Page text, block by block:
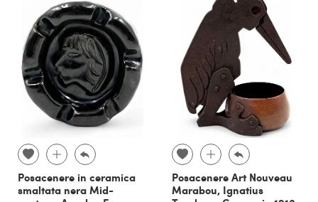
Posacenere in ceramica
smaltata nera Mid-
Posacenere Art Nouveau
Marabou, Ignatius